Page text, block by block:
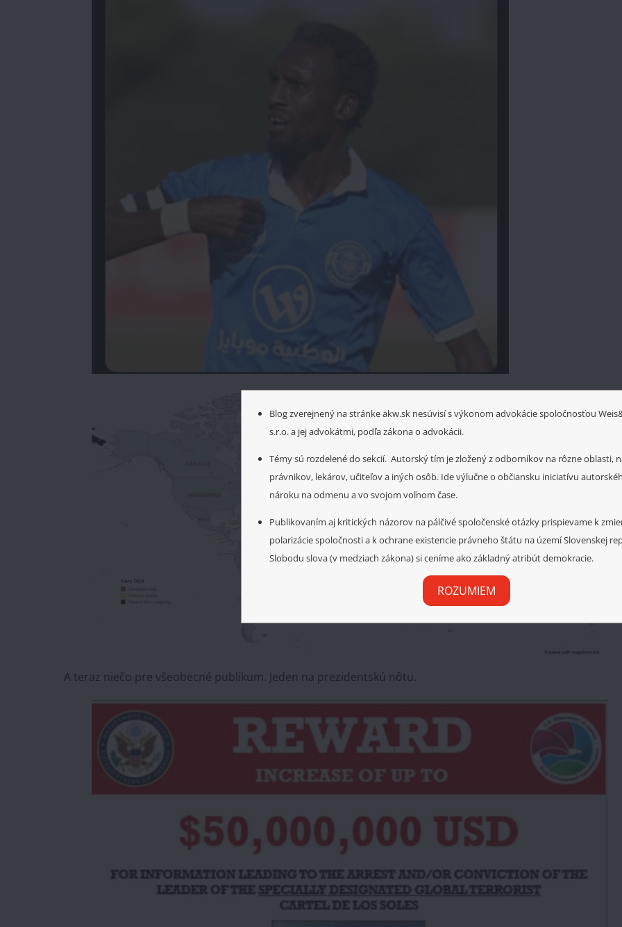
Blog zverejnený na stránke akw.sk nesúvisí s výkonom advokácie spoločnosťou
s.r.o. a jej advokátmi, podľa zákona o advokácii.
Témy sú rozdelené do sekcií. Autorský tím je zložený z odborníkov na rôzne oblasti,
právnikov, lekárov, učiteľov a iných osôb. Ide výlučne o občiansku iniciatívu
nároku na odmenu a vo svojom voľnom čase.
Publikovaním aj kritických názorov na pálčivé spoločenské otázky prispievame k
polarizácie spoločnosti a k ochrane existencie právneho štátu na území Slovenskej
Slobodu slova (v medziach zákona) si ceníme ako základný atribút demokracie.
ROZUMIEM
A teraz niečo pre všeobecné publikum. Jeden na prezidentskú nôtu.